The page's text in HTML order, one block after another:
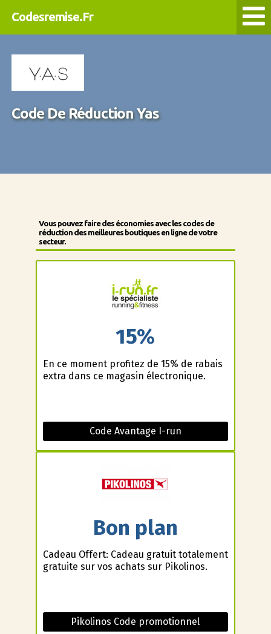
Codesremise.Fr
Code De Réduction Yas
Vous pouvez faire des économies avec les codes de
réduction des meilleures boutiques en ligne de votre
secteur.
15%
En ce moment profitez de 15% de rabais
extra dans ce magasin électronique.
Code Avantage I-run
Bon plan
Cadeau Offert: Cadeau gratuit totalement
gratuite sur vos achats sur Pikolinos.
Pikolinos Code promotionnel